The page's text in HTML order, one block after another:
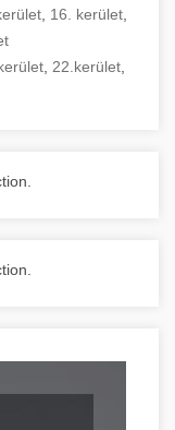
16. kerület
22.kerület